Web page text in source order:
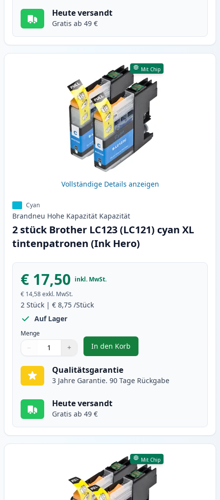
Heute versandt
Gratis ab 49 €
Mit Chip
Vollständige Details anzeigen
Cyan
Brandneu Hohe Kapazität Kapazität
2 stück Brother LC123 (LC121) cyan XL
tintenpatronen (Ink Hero)
€ 17,50 inkl. MwSt.
€ 14,58exkl. MwSt.
2 Stück | € 8,75 /Stück
Auf Lager
Menge
Verwenden Sie die Tasten, um anzupassen
− +
1
In den Korb
, 2 stück Brother LC123 (LC121)
Qualitätsgarantie
3 Jahre Garantie. 90 Tage Rückgabe
Heute versandt
Gratis ab 49 €
Mit Chip